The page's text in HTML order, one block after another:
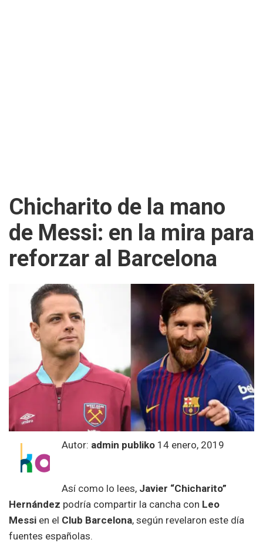
Chicharito de la mano
de Messi: en la mira para
reforzar al Barcelona
Autor: admin publiko 14 enero, 2019
Así como lo lees, Javier “Chicharito”
Hernández podría compartir la cancha con Leo
Messi en el Club Barcelona, según revelaron este día
fuentes españolas.